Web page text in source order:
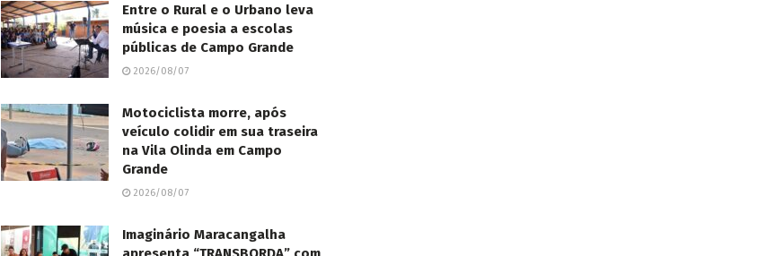
Entre o Rural e o Urbano leva
música e poesia a escolas
públicas de Campo Grande
2026/08/07
Motociclista morre, após
veículo colidir em sua traseira
na Vila Olinda em Campo
Grande
2026/08/07
Imaginário Maracangalha